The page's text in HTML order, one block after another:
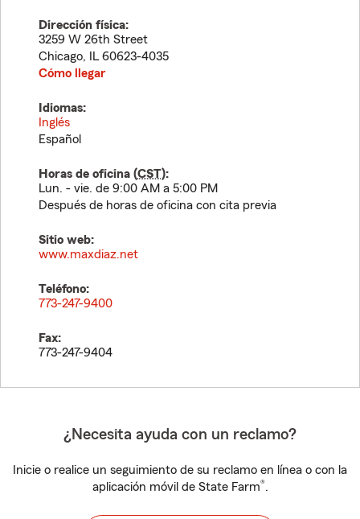
Dirección física:
3259 W 26th Street
Chicago, IL 60623-4035
Cómo llegar
Idiomas:
Inglés
Español
Horas de oficina (CST):
Lun. - vie. de 9:00 AM a 5:00 PM
Después de horas de oficina con cita previa
Sitio web:
www.maxdiaz.net
Teléfono:
773-247-9400
Fax:
773-247-9404
¿Necesita ayuda con un reclamo?
Inicie o realice un seguimiento de su reclamo en línea o con la
aplicación móvil de State Farm®.